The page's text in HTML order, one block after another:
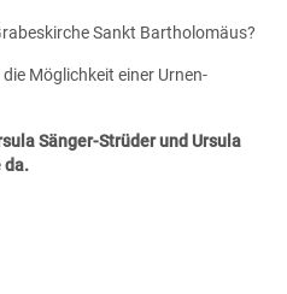
Sankt Bartholomäus?
Möglichkeit einer Urnen-
Sänger-Strüder und Ursula
da.